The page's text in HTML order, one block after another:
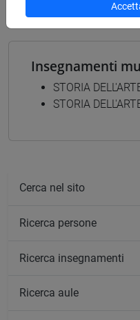
Insegnamenti
STORIA
STORIA
Cerca nel sito
Ricerca persone
Ricerca insegnamenti
Ricerca aule